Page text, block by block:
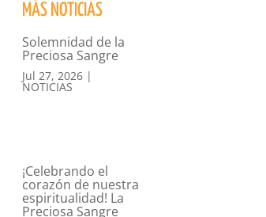
MÁS NOTICIAS
Solemnidad de la
Preciosa Sangre
Jul 27, 2026|
NOTICIAS
¡Celebrando el
corazón de nuestra
espiritualidad! La
Preciosa Sangre